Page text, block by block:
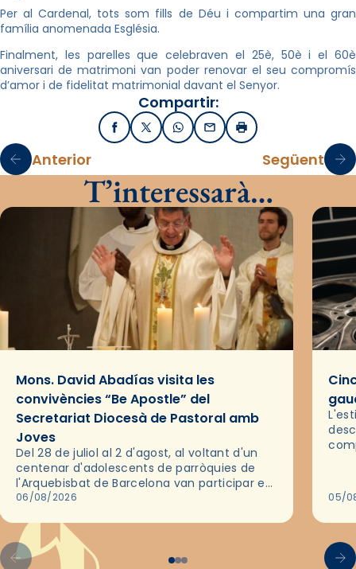
Per al Cardenal, tots som fills de Déu i compartim una gran
família anomenada Església.
Finalment, les parelles que celebraven el 25è, 50è i el 60è
aniversari de matrimoni van poder renovar el seu compromís
d’amor i de fidelitat matrimonial davant el Senyor.
Compartir:
FacebookX / TwitterWhatsApp
EmailImprimir
Anterior Següent
T’interessarà…
Mons. David Abadías visita les
convivències “Be Apostle” del
Secretariat Diocesà de Pastoral amb
Joves
Del 28 de juliol al 2 d'agost, al voltant d'un
centenar d'adolescents de parròquies de
l'Arquebisbat de Barcelona van participar en
les convivències Be Apostle, organitzades
06/08/2026 05/